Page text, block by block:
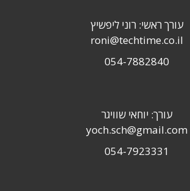
עורך ראשי: רוני ליפשיץ
roni@techtime.co.il
054-7882840
עורך: יוחאי שוויגר
yoch.sch@gmail.com
054-7923331